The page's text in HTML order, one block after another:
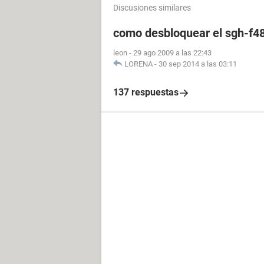
Discusiones similares
como desbloquear el sgh-
leon - 29 ago 2009 a las 22:43
LORENA - 30 sep 2014 a las 03:11
137 respuestas